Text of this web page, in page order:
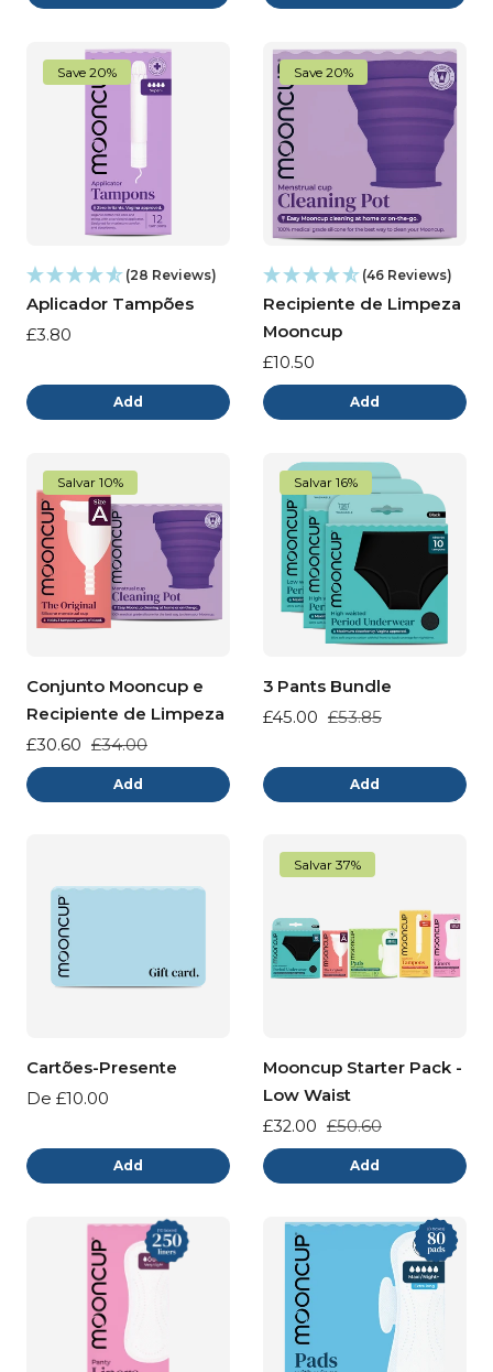
Save 20%
(28 Reviews)
Aplicador Tampões
Preço
£3.80
Add
Save 20%
(46 Reviews)
Recipiente de Limpeza
Mooncup
Preço
normal
£10.50
Add
Salvar 10%
Conjunto Mooncup e
Recipiente de Limpeza
Preço
de
venda
£30.60 Preço
normal
£34.00
Add
Salvar 16%
3 Pants Bundle
Preço
£45.00 Preço
£53.85
Add
Cartões-Presente
Preço
De £10.00
Add
Salvar 37%
Mooncup Starter Pack -
Low Waist
Preço
de
venda
£32.00 Preço
normal
£50.60
Add